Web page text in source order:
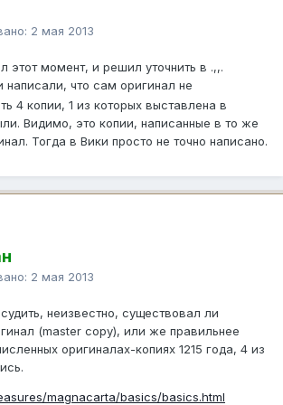
2 мая 2013
этот момент, и решил уточнить в .,,.
написали, что сам оригинал не
4 копии, 1 из которых выставлена в
Видимо, это копии, написанные в то же
Тогда в Вики просто не точно написано.
2 мая 2013
неизвестно, существовал ли
(master copy), или же правильнее
оригиналах-копиях 1215 года, 4 из
magnacarta/basics/basics.html